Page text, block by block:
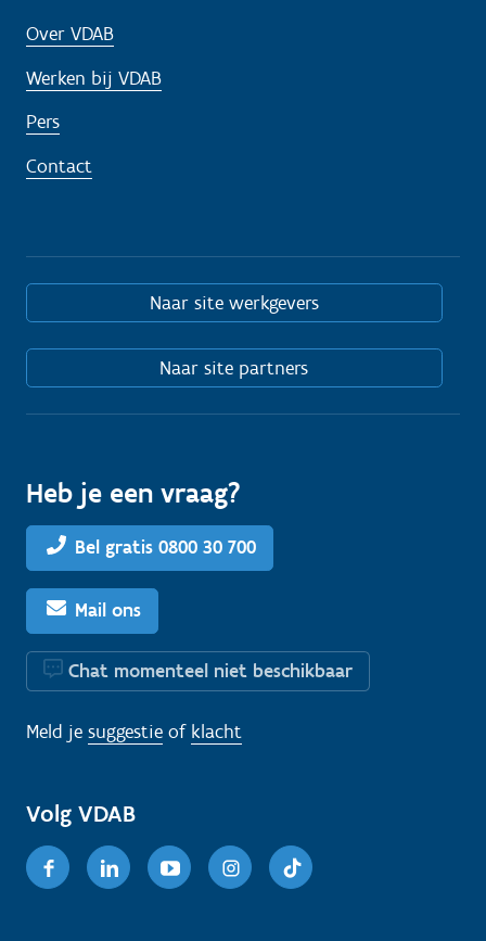
Over VDAB
Werken bij VDAB
Pers
Contact
Naar site werkgevers
Naar site partners
Heb je een vraag?
Bel gratis 0800 30 700
Mail ons
Chat momenteel niet beschikbaar
Meld je suggestie of klacht
Volg VDAB
FacebookLinkedinYoutubeInstagram